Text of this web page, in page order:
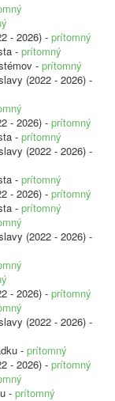
- 2026) - prítomný
- prítomný
- prítomný
(2022 - 2026) -
- 2026) - prítomný
- prítomný
(2022 - 2026) -
- prítomný
- 2026) - prítomný
- prítomný
(2022 - 2026) -
- 2026) - prítomný
(2022 - 2026) -
- prítomný
- 2026) - prítomný
- prítomný